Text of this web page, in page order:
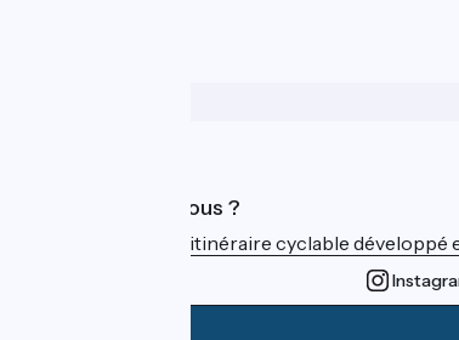
Qui sommes-nous ?
ViaRhôna est un itinéraire cyclable